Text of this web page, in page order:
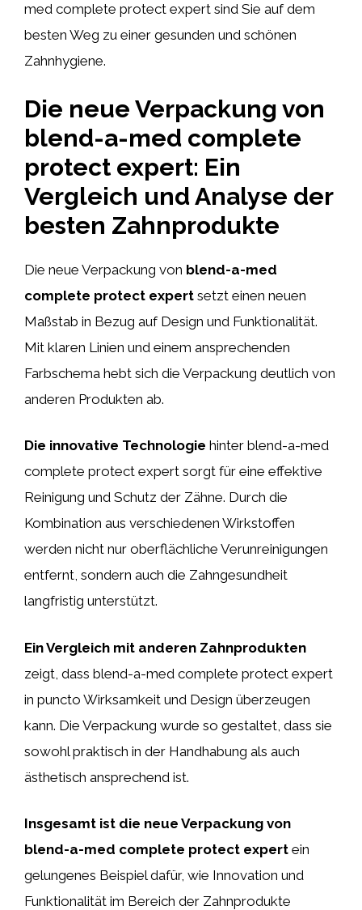
med complete protect expert sind Sie auf dem
besten Weg zu einer gesunden und schönen
Zahnhygiene.
Die neue Verpackung von
blend-a-med complete
protect expert: Ein
Vergleich und Analyse der
besten Zahnprodukte
Die neue Verpackung von blend-a-med
complete protect expert setzt einen neuen
Maßstab in Bezug auf Design und Funktionalität.
Mit klaren Linien und einem ansprechenden
Farbschema hebt sich die Verpackung deutlich von
anderen Produkten ab.
Die innovative Technologie hinter blend-a-med
complete protect expert sorgt für eine effektive
Reinigung und Schutz der Zähne. Durch die
Kombination aus verschiedenen Wirkstoffen
werden nicht nur oberflächliche Verunreinigungen
entfernt, sondern auch die Zahngesundheit
langfristig unterstützt.
Ein Vergleich mit anderen Zahnprodukten
zeigt, dass blend-a-med complete protect expert
in puncto Wirksamkeit und Design überzeugen
kann. Die Verpackung wurde so gestaltet, dass sie
sowohl praktisch in der Handhabung als auch
ästhetisch ansprechend ist.
Insgesamt ist die neue Verpackung von
blend-a-med complete protect expert ein
gelungenes Beispiel dafür, wie Innovation und
Funktionalität im Bereich der Zahnprodukte